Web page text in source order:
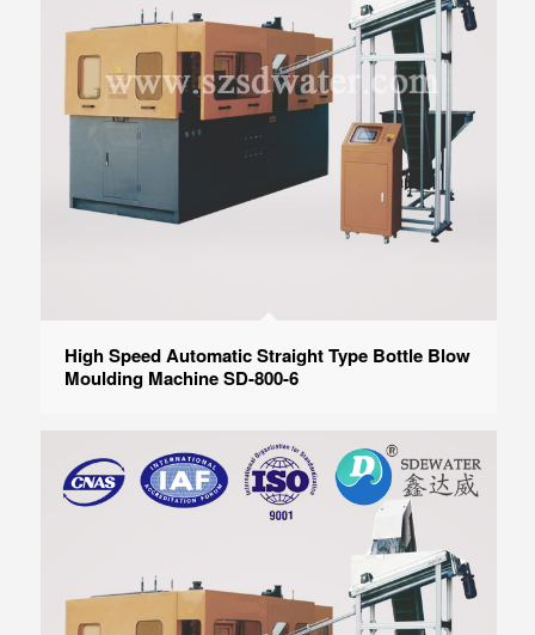
High Speed Automatic Straight Type Bottle Blow
Moulding Machine SD-800-6